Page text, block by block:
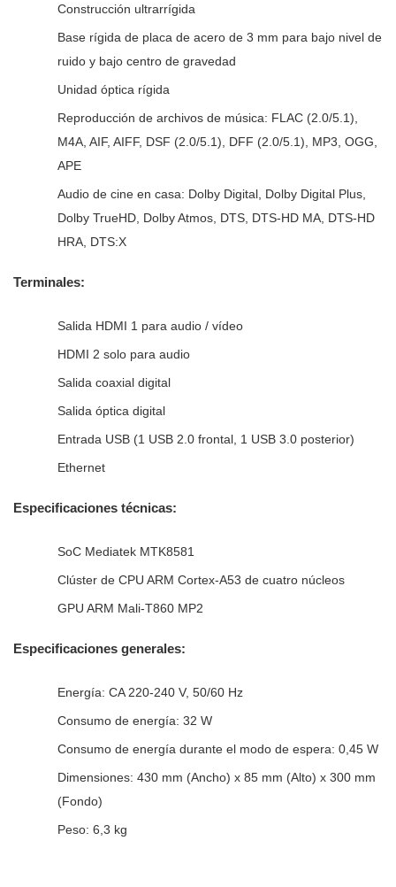
Construcción ultrarrígida
Base rígida de placa de acero de 3 mm para bajo nivel de
ruido y bajo centro de gravedad
Unidad óptica rígida
Reproducción de archivos de música: FLAC (2.0/5.1),
M4A, AIF, AIFF, DSF (2.0/5.1), DFF (2.0/5.1), MP3, OGG,
APE
Audio de cine en casa: Dolby Digital, Dolby Digital Plus,
Dolby TrueHD, Dolby Atmos, DTS, DTS-HD MA, DTS-HD
HRA, DTS:X
Terminales:
Salida HDMI 1 para audio / vídeo
HDMI 2 solo para audio
Salida coaxial digital
Salida óptica digital
Entrada USB (1 USB 2.0 frontal, 1 USB 3.0 posterior)
Ethernet
Especificaciones técnicas:
SoC Mediatek MTK8581
Clúster de CPU ARM Cortex-A53 de cuatro núcleos
GPU ARM Mali-T860 MP2
Especificaciones generales:
Energía: CA 220-240 V, 50/60 Hz
Consumo de energía: 32 W
Consumo de energía durante el modo de espera: 0,45 W
Dimensiones: 430 mm (Ancho) x 85 mm (Alto) x 300 mm
(Fondo)
Peso: 6,3 kg